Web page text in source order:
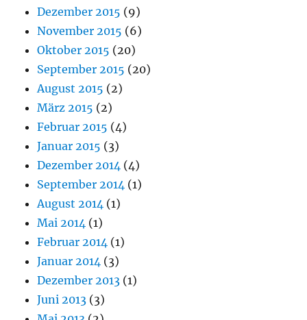
Dezember 2015 (9)
November 2015 (6)
Oktober 2015 (20)
September 2015 (20)
August 2015 (2)
März 2015 (2)
Februar 2015 (4)
Januar 2015 (3)
Dezember 2014 (4)
September 2014 (1)
August 2014 (1)
Mai 2014 (1)
Februar 2014 (1)
Januar 2014 (3)
Dezember 2013 (1)
Juni 2013 (3)